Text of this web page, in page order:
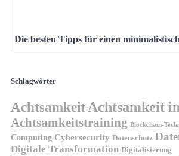
Die besten Tipps für einen
Schlagwörter
AchtsamkeitAchtsamkeit
Achtsamkeitstraining Blockchain-
Computing Cybersecurity Datenschutz
Digitale Transformation Digitalisierung